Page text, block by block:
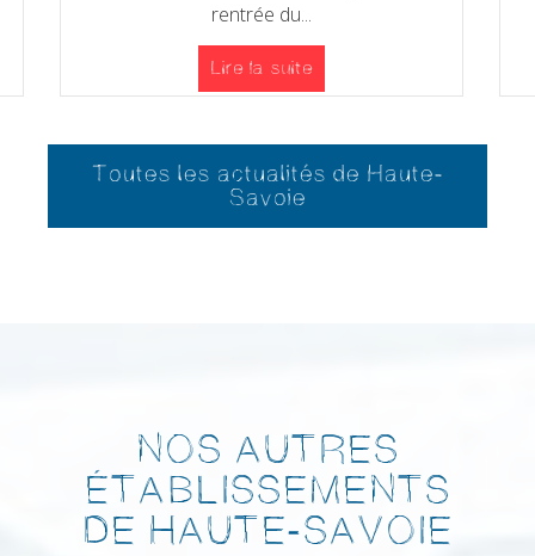
rentrée du...
Lire la suite
Toutes les actualités de Haute-
Savoie
NOS AUTRES
ÉTABLISSEMENTS
DE HAUTE-SAVOIE